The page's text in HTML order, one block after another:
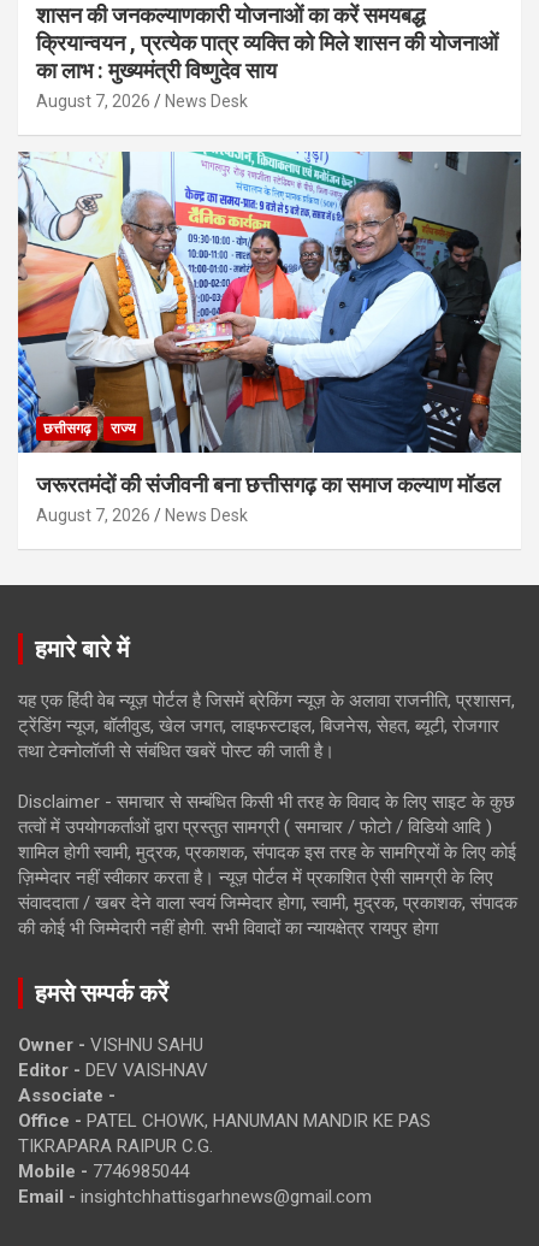
शासन की जनकल्याणकारी योजनाओं का करें समयबद्ध
क्रियान्वयन , प्रत्येक पात्र व्यक्ति को मिले शासन की योजनाओं
का लाभ : मुख्यमंत्री विष्णुदेव साय
August 7, 2026 News Desk
छत्तीसगढ़ राज्य
जरूरतमंदों की संजीवनी बना छत्तीसगढ़ का समाज कल्याण मॉडल
August 7, 2026 News Desk
हमारे बारे में
यह एक हिंदी वेब न्यूज़ पोर्टल है जिसमें ब्रेकिंग न्यूज़ के अलावा राजनीति, प्रशासन,
ट्रेंडिंग न्यूज, बॉलीवुड, खेल जगत, लाइफस्टाइल, बिजनेस, सेहत, ब्यूटी, रोजगार
तथा टेक्नोलॉजी से संबंधित खबरें पोस्ट की जाती है।
Disclaimer - समाचार से सम्बंधित किसी भी तरह के विवाद के लिए साइट के कुछ
तत्वों में उपयोगकर्ताओं द्वारा प्रस्तुत सामग्री ( समाचार / फोटो / विडियो आदि )
शामिल होगी स्वामी, मुद्रक, प्रकाशक, संपादक इस तरह के सामग्रियों के लिए कोई
ज़िम्मेदार नहीं स्वीकार करता है। न्यूज़ पोर्टल में प्रकाशित ऐसी सामग्री के लिए
संवाददाता / खबर देने वाला स्वयं जिम्मेदार होगा, स्वामी, मुद्रक, प्रकाशक, संपादक
की कोई भी जिम्मेदारी नहीं होगी. सभी विवादों का न्यायक्षेत्र रायपुर होगा
हमसे सम्पर्क करें
Owner - VISHNU SAHU
Editor - DEV VAISHNAV
Associate -
Office - PATEL CHOWK, HANUMAN MANDIR KE PAS
TIKRAPARA RAIPUR C.G.
Mobile - 7746985044
Email - insightchhattisgarhnews@gmail.com